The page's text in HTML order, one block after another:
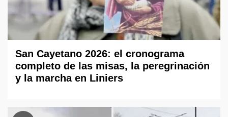
San Cayetano 2026: el cronograma
completo de las misas, la peregrinación
y la marcha en Liniers